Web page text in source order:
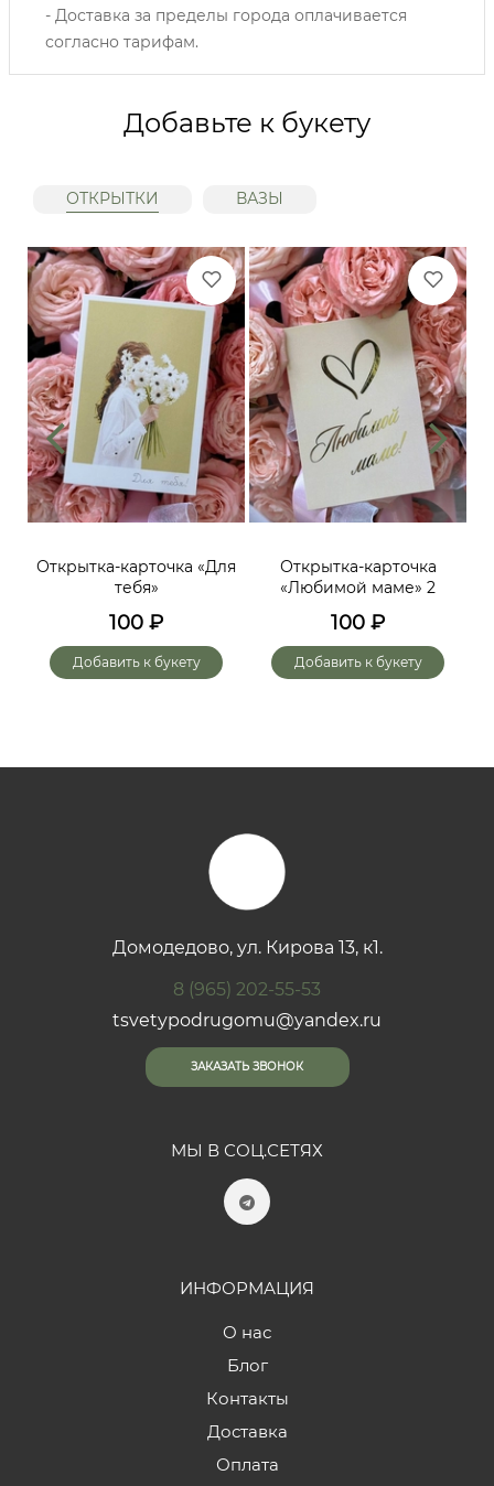
- Доставка за пределы города оплачивается
согласно тарифам.
Добавьте к букету
ОТКРЫТКИ ВАЗЫ
Открытка-карточка «Для
тебя»
100 ₽
Добавить к букету
Открытка-карточка
«Любимой маме» 2
100 ₽
Добавить к букету
Домодедово, ул. Кирова 13, к1.
8 (965) 202-55-53
tsvetypodrugomu@yandex.ru
ЗАКАЗАТЬ ЗВОНОК
МЫ В СОЦ.СЕТЯХ
ИНФОРМАЦИЯ
О нас
Блог
Контакты
Доставка
Оплата